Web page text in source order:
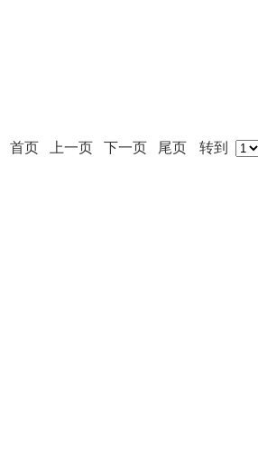
首页 上一页 下一页 尾页 转到